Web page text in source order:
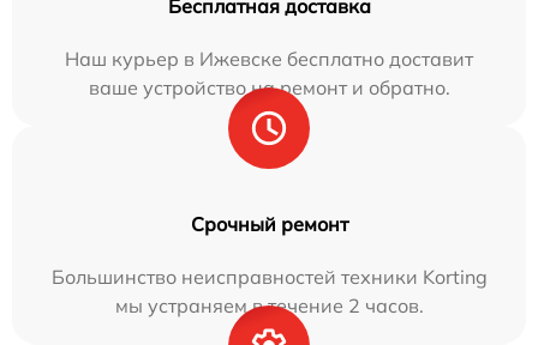
Бесплатная доставка
Наш курьер в Ижевске бесплатно доставит
ваше устройство на ремонт и обратно.
Срочный ремонт
Большинство неисправностей техники Korting
мы устраняем в течение 2 часов.